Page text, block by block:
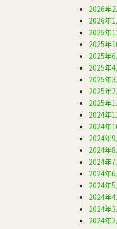
2026年2
2026年1
2025年
2025年
2025年6
2025年4
2025年3
2025年2
2025年1
2024年
2024年
2024年9
2024年8
2024年7
2024年6
2024年5
2024年4
2024年3
2024年2